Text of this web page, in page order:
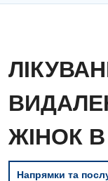
ЖІНОК
Напрямки та